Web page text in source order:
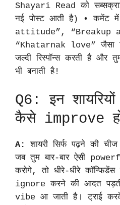
Shayari Read को
नई पोस्ट आती है) • कमेंट में
attitude”, “Breakup
“Khatarnak love” जैसा
जल्दी रिस्पॉन्स करती है और
भी बनाती है!
Q6: इन
कैसे improve
A:
शायरी सिर्फ पढ़ने की
जब तुम बार-बार ऐसी
करोगे, तो धीरे-धीरे
ignore करने की आदत
vibe आ जाती है। ट्राई